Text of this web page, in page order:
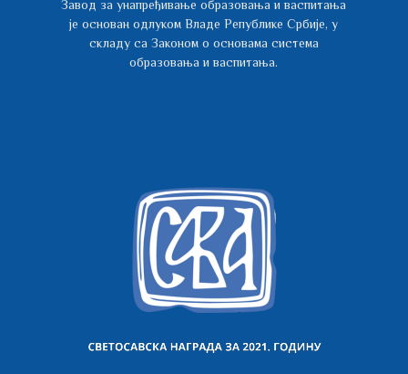
Завод за унапређивање образовања и васпитања
је основан одлуком Владе Републике Србије, у
складу са Законом о основама система
образовања и васпитања.